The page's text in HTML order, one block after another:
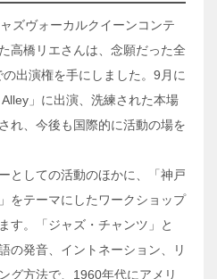
ズヴォーカルクイーンコンテ
高橋リエさんは、念願だった全
出演権を手にしました。9月に
」に出演、洗練された本場
れ、今後も国際的に活動の場を
としての活動のほかに、「神戸
をテーマにしたワークショップ
す。「ジャズ・チャンツ」と
の発音、イントネーション、リ
グ方法で、1960年代にアメリ